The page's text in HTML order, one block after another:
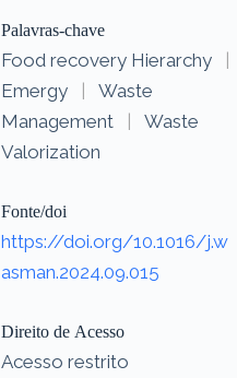
Palavras-chave
Food recovery Hierarchy
|
Emergy
|
Waste
Management
|
Waste
Valorization
Fonte/doi
https://doi.org/10.1016/j.w
asman.2024.09.015
Direito de Acesso
Acesso restrito